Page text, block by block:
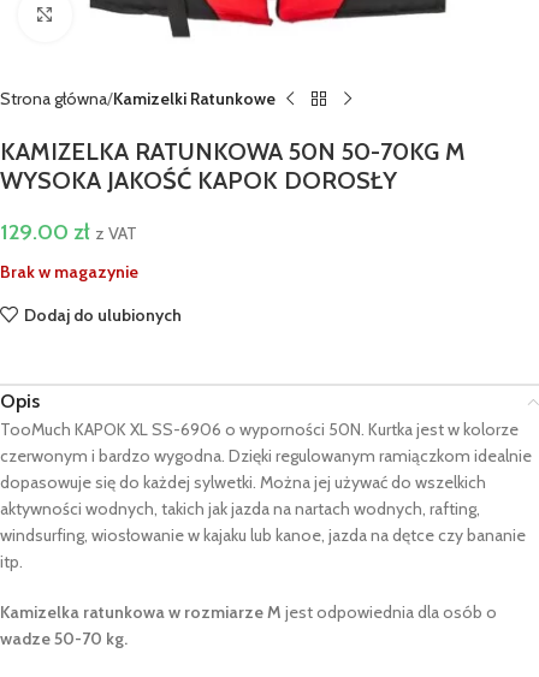
Kliknij aby powiększyć
Strona główna Kamizelki Ratunkowe
KAMIZELKA RATUNKOWA 50N 50-70KG M
WYSOKA JAKOŚĆ KAPOK DOROSŁY
129.00 zł z VAT
Brak w magazynie
Dodaj do ulubionych
Opis
TooMuch KAPOK XL SS-6906 o wyporności 50N. Kurtka jest w kolorze
czerwonym i bardzo wygodna. Dzięki regulowanym ramiączkom idealnie
dopasowuje się do każdej sylwetki. Można jej używać do wszelkich
aktywności wodnych, takich jak jazda na nartach wodnych, rafting,
windsurfing, wiosłowanie w kajaku lub kanoe, jazda na dętce czy bananie
itp.
Kamizelka ratunkowa w rozmiarze M jest odpowiednia dla osób o
wadze 50-70 kg.